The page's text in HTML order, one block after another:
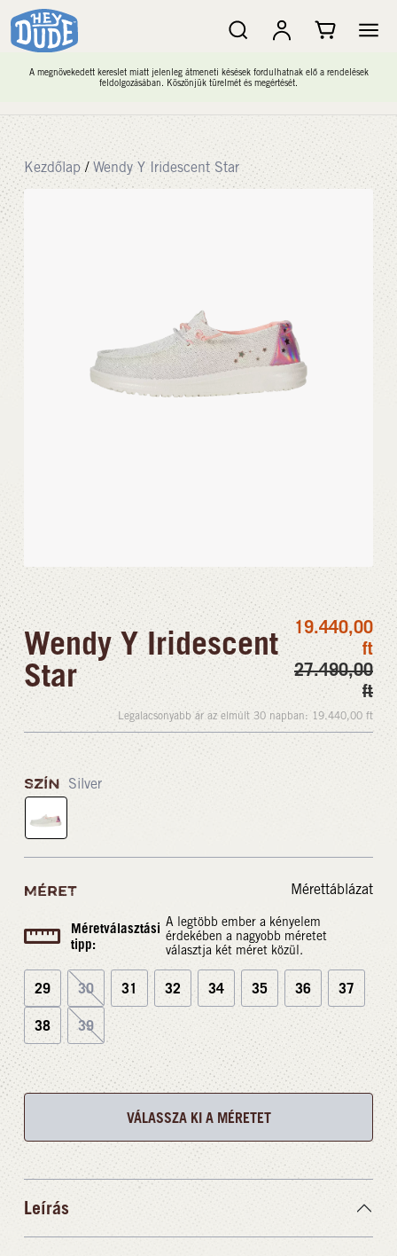
A megnövekedett kereslet miatt jelenleg átmeneti késések fordulhatnak elő a rendelések
feldolgozásában. Köszönjük türelmét és megértését.
Kezdőlap / Wendy Y Iridescent Star
Wendy Y Iridescent
Star
19.440,00
ft
27.490,00
ft
Legalacsonyabb ár az elmúlt 30 napban: 19.440,00 ft
SZÍN Silver
MÉRET Mérettáblázat
Méretválasztási
tipp:
A legtöbb ember a kényelem
érdekében a nagyobb méretet
választja két méret közül.
29 30 31 32 34 35 36 37
38 39
VÁLASSZA KI A MÉRETET
Leírás